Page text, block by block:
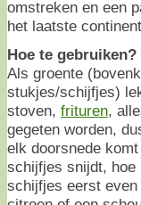
omstreken en een
het laatste
Hoe te gebruiken?
Als groente
stukjes/schijfjes)
stoven, frituren,
gegeten worden,
elk doorsnede
schijfjes snijdt, hoe
schijfjes eerst